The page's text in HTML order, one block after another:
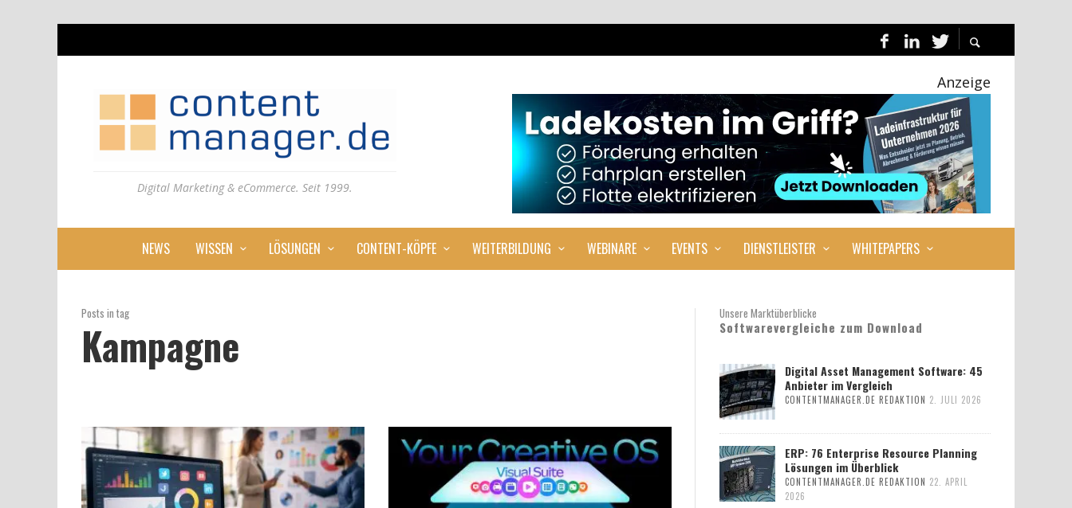
Digital Marketing & eCommerce. Seit 1999.
Anzeige
NEWS WISSEN LÖSUNGEN CONTENT-KÖPFE WEITERBILDUNG WEBINARE EVENTS DIENSTLEISTER WHITEPAPERS
Posts in tag
Kampagne
Unsere Marktüberblicke
Softwarevergleiche zum Download
Digital Asset Management Software: 45
Anbieter im Vergleich
CONTENTMANAGER.DE REDAKTION 2. JULI 2026
ERP: 76 Enterprise Resource Planning
Lösungen im Überblick
CONTENTMANAGER.DE REDAKTION 22. APRIL
2026